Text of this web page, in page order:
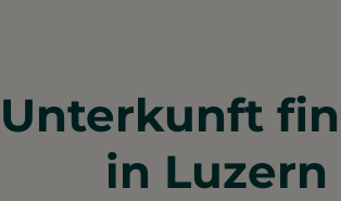
Unterkunft
in Luzern